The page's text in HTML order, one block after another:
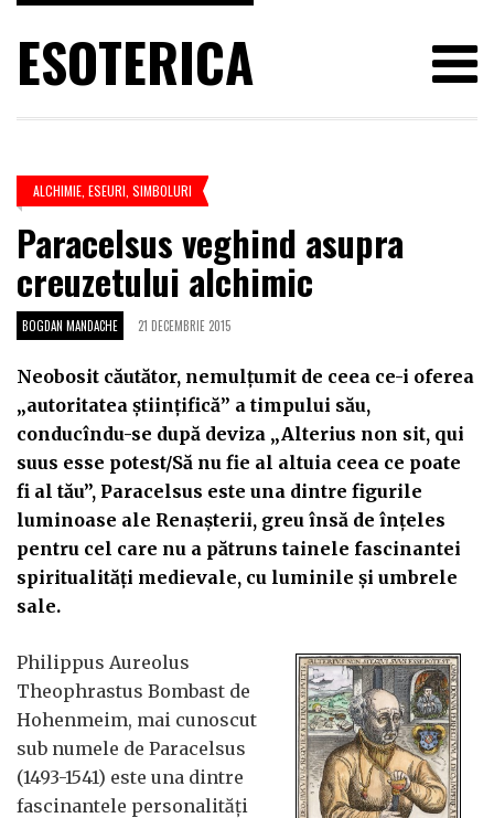
ESOTERICA
ALCHIMIE ESEURI SIMBOLURI
Paracelsus veghind asupra
creuzetului alchimic
BOGDAN MANDACHE 21 DECEMBRIE 2015
Neobosit căutător, nemulţumit de ceea ce-i oferea
„autoritatea ştiinţifică” a timpului său,
conducîndu-se după deviza „Alterius non sit, qui
suus esse potest/Să nu fie al altuia ceea ce poate
fi al tău”, Paracelsus este una dintre figurile
luminoase ale Renaşterii, greu însă de înţeles
pentru cel care nu a pătruns tainele fascinantei
spiritualităţi medievale, cu luminile şi umbrele
sale.
Philippus Aureolus
Theophrastus Bombast de
Hohenmeim, mai cunoscut
sub numele de Paracelsus
(1493-1541) este una dintre
fascinantele personalităţi